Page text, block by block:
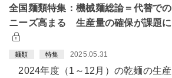
全国麺類特集：機械麺総論＝代替での
ニーズ高まる 生産量の確保が課題に
麺類 特集 2025.05.31
2024年度（1～12月）の乾麺の生産